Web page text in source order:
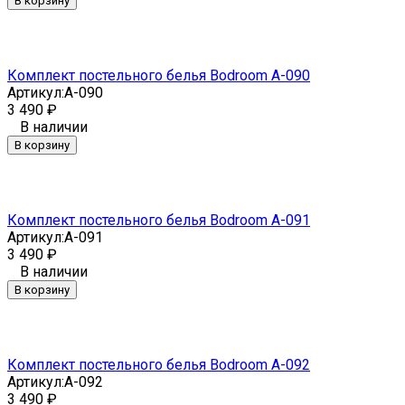
Комплект постельного белья Bodroom A-090
Артикул:A-090
3 490 ₽
В наличии
В корзину
Комплект постельного белья Bodroom A-091
Артикул:A-091
3 490 ₽
В наличии
В корзину
Комплект постельного белья Bodroom A-092
Артикул:A-092
3 490 ₽